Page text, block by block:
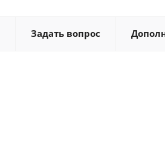
Задать вопрос